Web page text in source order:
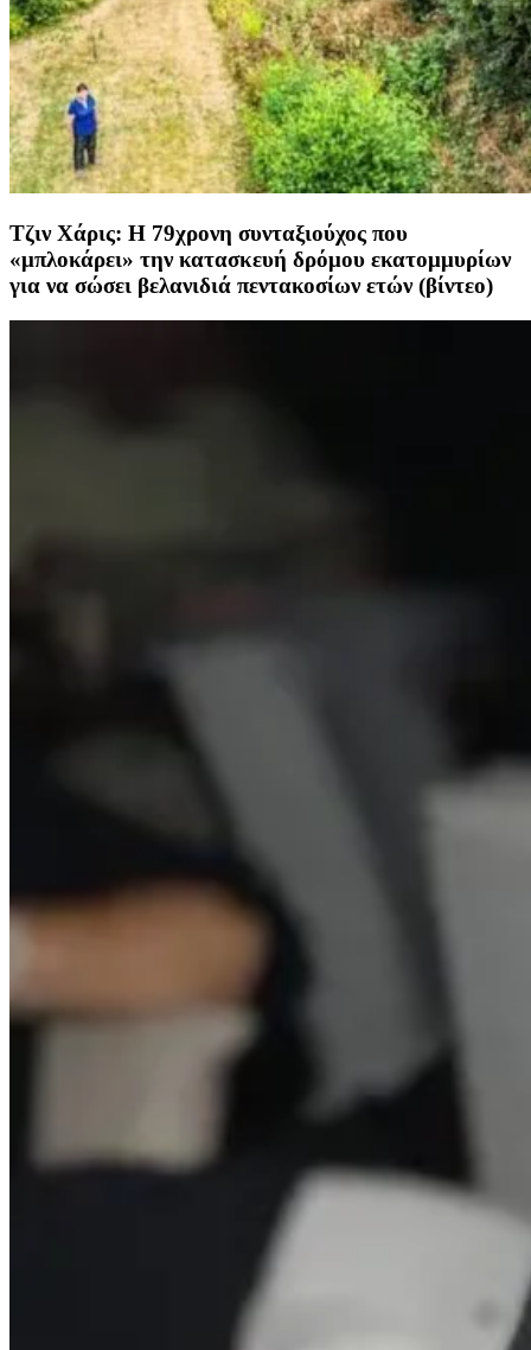
Τζιν Χάρις: Η 79χρονη συνταξιούχος που
«μπλοκάρει» την κατασκευή δρόμου εκατομμυρίων
για να σώσει βελανιδιά πεντακοσίων ετών (βίντεο)